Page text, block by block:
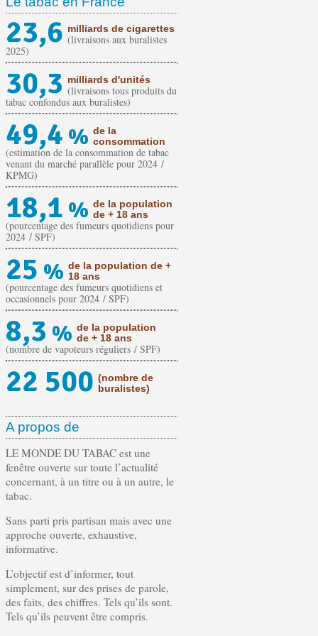
23,6 milliards de cigarettes
(livraisons aux buralistes
2025)
30,3 milliards d'unités
(livraisons tous produits du
tabac confondus aux buralistes)
49,4 % de la
consommation
(estimation de la consommation de tabac
venant du marché parallèle pour 2024 /
KPMG)
18,1 % de la population
de + 18 ans
(pourcentage des fumeurs quotidiens pour
2024 / SPF)
25 % de la population de +
18 ans
(pourcentage des fumeurs quotidiens et
occasionnels pour 2024 / SPF)
8,3 % de la population
de + 18 ans
(nombre de vapoteurs réguliers / SPF)
22 500 (nombre de
buralistes)
A propos de
LE MONDE DU TABAC est une
fenêtre ouverte sur toute l’actualité
concernant, à un titre ou à un autre, le
tabac.
Sans parti pris partisan mais avec une
approche ouverte, exhaustive,
informative.
L’objectif est d’informer, tout
simplement, sur des prises de parole,
des faits, des chiffres. Tels qu’ils sont.
Tels qu’ils peuvent être compris.